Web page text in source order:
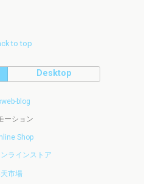
to top
Desktop
blog
ーション
Shop
ラインストア
市場